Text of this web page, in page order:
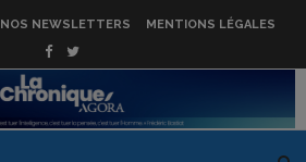
NOS NEWSLETTERS MENTIONS LÉGALES